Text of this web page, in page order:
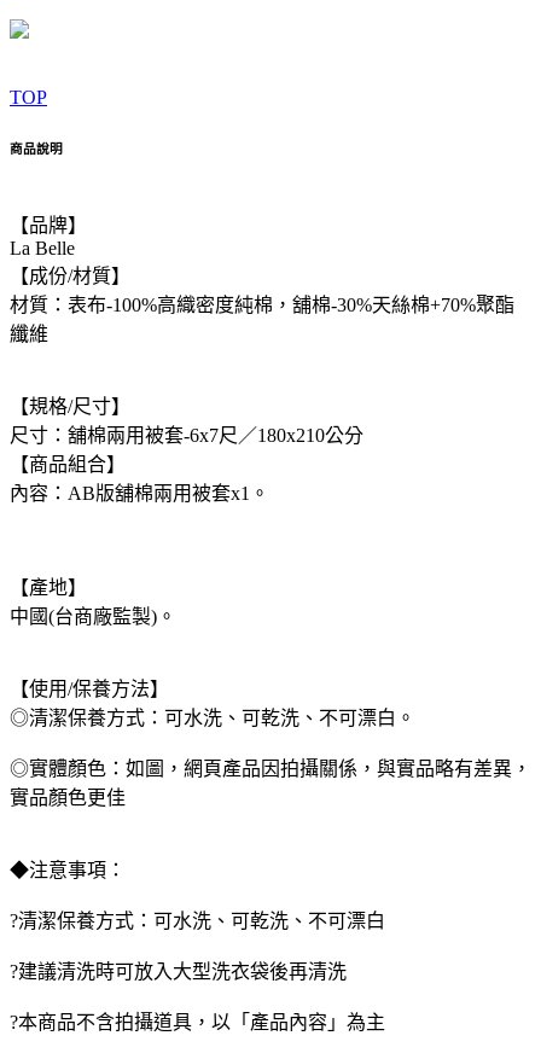
TOP
商品說明
【品牌】
La Belle
【成份/材質】
材質：表布-100%高織密度純棉，舖棉-30%天絲棉+70%聚酯
纖維
【規格/尺寸】
尺寸：舖棉兩用被套-6x7尺／180x210公分
【商品組合】
內容：AB版舖棉兩用被套x1。
【產地】
中國(台商廠監製)。
【使用/保養方法】
◎清潔保養方式：可水洗、可乾洗、不可漂白。
◎實體顏色：如圖，網頁產品因拍攝關係，與實品略有差異，
實品顏色更佳
◆注意事項：
?清潔保養方式：可水洗、可乾洗、不可漂白
?建議清洗時可放入大型洗衣袋後再清洗
?本商品不含拍攝道具，以「產品內容」為主